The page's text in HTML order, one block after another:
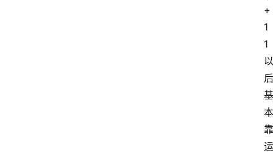
+
1
1
以
后
基
本
靠
运